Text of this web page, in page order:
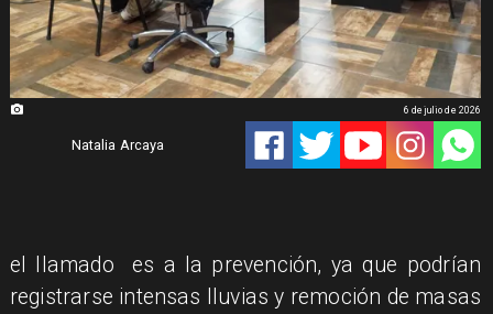
Natalia Arcaya
6 de julio de 2026
el llamado es a la prevención, ya que podrían
registrarse intensas lluvias y remoción de masas